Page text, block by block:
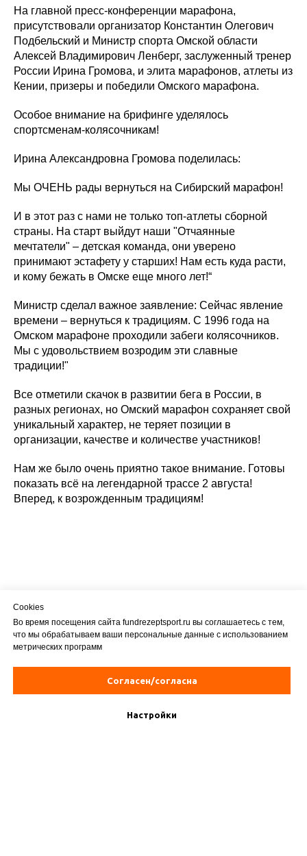
На главной пресс-конференции марафона,
присутствовали организатор Константин Олегович
Подбельский и Министр спорта Омской области
Алексей Владимирович Ленберг, заслуженный тренер
России Ирина Громова, и элита марафонов, атлеты из
Кении, призеры и победили Омского марафона.
Особое внимание на брифинге уделялось
спортсменам-колясочникам!
Ирина Александровна Громова поделилась:
Мы ОЧЕНЬ рады вернуться на Сибирский марафон!
И в этот раз с нами не только топ-атлеты сборной
страны. На старт выйдут наши "Отчаянные
мечтатели" – детская команда, они уверено
принимают эстафету у старших! Нам есть куда расти,
и кому бежать в Омске еще много лет!“
Министр сделал важное заявление: Сейчас явление
времени – вернуться к традициям. С 1996 года на
Омском марафоне проходили забеги колясочников.
Мы с удовольствием возродим эти славные
традиции!"
Все отметили скачок в развитии бега в России, в
разных регионах, но Омский марафон сохраняет свой
уникальный характер, не теряет позиции в
организации, качестве и количестве участников!
Нам же было очень приятно такое внимание. Готовы
показать всё на легендарной трассе 2 августа!
Вперед, к возрожденным традициям!
Cookies
Во время посещения сайта fundrezeptsport.ru вы соглашаетесь с тем,
что мы обрабатываем ваши персональные данные с использованием
метрических программ
Согласен/согласна
Настройки